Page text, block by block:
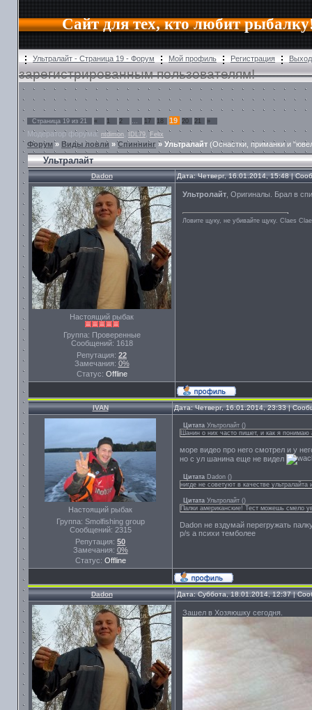
Сайт для тех, кто любит
Ультралайт - Страница 19 - Форум Мой профиль Регистрация Выход
зарегистрированным пользователям!
Страница 19 из 21 « 1 2 … 17 18 19 20 21 »
Модератор форума: ntdimon , IDL79 , Felix
Форум» Виды ловли »Спиннинг » Ультралайт (Оснастки, приманки и
Ультралайт
Dadon Дата: Четверг, 16.01.2014, 15:48 |
Настоящий рыбак
Группа: Проверенные
Сообщений: 1618
Репутация: 22
Замечания: 0%
Статус: Offline
Ультролайт , Оригиналы. Брал в
Ловите щуку, не убивайте щуку. Сlaes
IVAN Дата: Четверг, 16.01.2014, 23:33 |
Настоящий рыбак
Группа: Smolfishing group
Сообщений: 2315
Репутация: 50
Замечания: 0%
Статус: Offline
Цитата Ультролайт ()
Шанин о них часто пишет, и как я понимаю
море видео про него смотрел и у
но с ул шанина еще не видел
Цитата Dadon ()
нигде не советуют в качестве
Цитата Ультролайт ()
Палки американские! Тест можешь смело
Dadon не вздумай перегружать
p/s а психи темболее
Dadon Дата: Суббота, 18.01.2014, 12:37 |
Зашел в Хозяюшку сегодня.